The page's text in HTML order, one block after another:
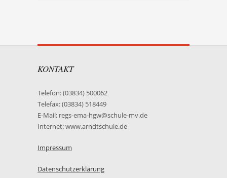
KONTAKT
Telefon: (03834) 500062
Telefax: (03834) 518449
E-Mail: regs-ema-hgw@schule-mv.de
Internet: www.arndtschule.de
Impressum
Datenschutzerklärung